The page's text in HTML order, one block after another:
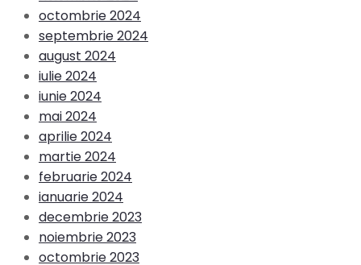
octombrie 2024
septembrie 2024
august 2024
iulie 2024
iunie 2024
mai 2024
aprilie 2024
martie 2024
februarie 2024
ianuarie 2024
decembrie 2023
noiembrie 2023
octombrie 2023